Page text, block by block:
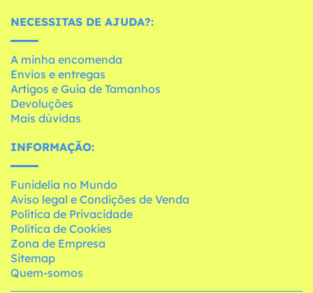
NECESSITAS DE AJUDA?:
A minha encomenda
Envios e entregas
Artigos e Guia de Tamanhos
Devoluções
Mais dúvidas
INFORMAÇÃO:
Funidelia no Mundo
Aviso legal e Condições de Venda
Política de Privacidade
Política de Cookies
Zona de Empresa
Sitemap
Quem-somos